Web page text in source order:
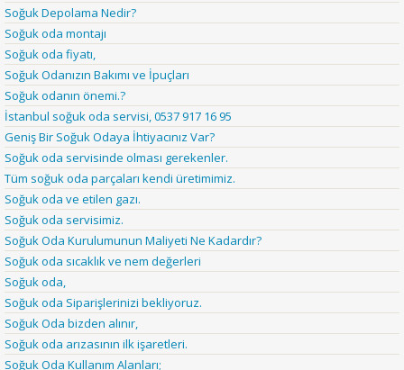
Soğuk Depolama Nedir?
Soğuk oda montajı
Soğuk oda fiyatı,
Soğuk Odanızın Bakımı ve İpuçları
Soğuk odanın önemi.?
İstanbul soğuk oda servisi, 0537 917 16 95
Geniş Bir Soğuk Odaya İhtiyacınız Var?
Soğuk oda servisinde olması gerekenler.
Tüm soğuk oda parçaları kendi üretimimiz.
Soğuk oda ve etilen gazı.
Soğuk oda servisimiz.
Soğuk Oda Kurulumunun Maliyeti Ne Kadardır?
Soğuk oda sıcaklık ve nem değerleri
Soğuk oda,
Soğuk oda Siparişlerinizi bekliyoruz.
Soğuk Oda bizden alınır,
Soğuk oda arızasının ilk işaretleri.
Soğuk Oda Kullanım Alanları;